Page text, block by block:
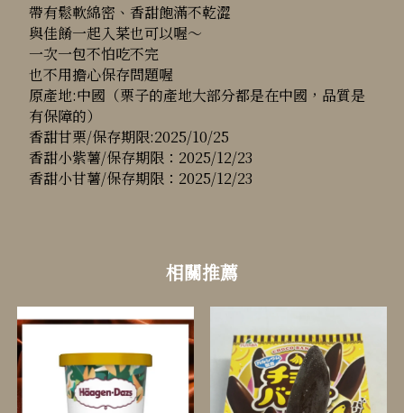
帶有鬆軟綿密、香甜飽滿不乾澀
與佳餚一起入菜也可以喔～
一次一包不怕吃不完
也不用擔心保存問題喔
原產地:中國（栗子的產地大部分都是在中國，品質是
有保障的）
香甜甘栗/保存期限:2025/10/25
香甜小紫薯/保存期限：2025/12/23
香甜小甘薯/保存期限：2025/12/23